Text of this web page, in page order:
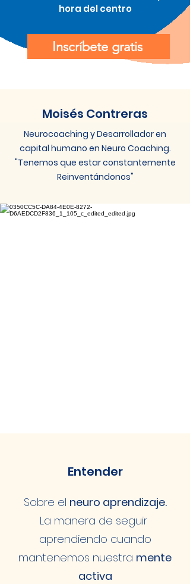
hora del centro
Inscríbete gratis
Moisés Contreras
Neurocoaching y Desarrollador en
capital humano en Neuro Coaching.
"Tenemos que estar constantemente
Reinventándonos"
Entender
Sobre el neuro aprendizaje.
La manera de seguir
aprendiendo cuando
mantenemos nuestra mente
activa